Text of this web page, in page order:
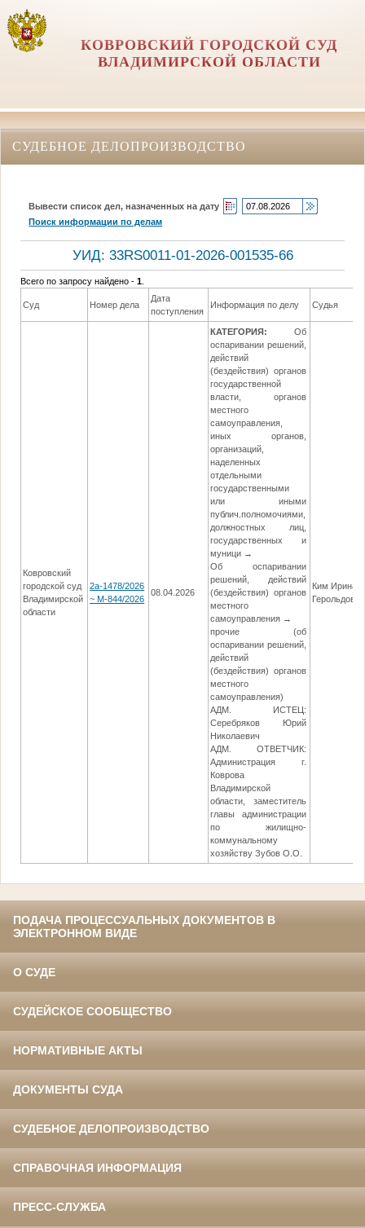
КОВРОВСКИЙ ГОРОДСКОЙ СУД
ВЛАДИМИРСКОЙ ОБЛАСТИ
СУДЕБНОЕ ДЕЛОПРОИЗВОДСТВО
Вывести список дел, назначенных на дату
Поиск информации по делам
УИД: 33RS0011-01-2026-001535-66
Всего по запросу найдено -1
Суд Номер дела
Дата
поступления
Информация по делу Судья
Ковровский
городской суд
Владимирской
области
2а-1478/2026
~ М-844/2026
08.04.2026
КАТЕГОРИЯ:
Об
оспаривании решений,
действий
(бездействия) органов
государственной
власти, органов
местного
самоуправления,
иных органов,
организаций,
наделенных
отдельными
государственными
или иными
публич.полномочиями,
должностных лиц,
государственных и
муници →
Об оспаривании
решений, действий
(бездействия) органов
местного
самоуправления →
прочие (об
оспаривании решений,
действий
(бездействия) органов
местного
самоуправления)
АДМ. ИСТЕЦ:
Серебряков Юрий
Николаевич
АДМ. ОТВЕТЧИК:
Администрация г.
Коврова
Владимирской
области, заместитель
главы администрации
по жилищно-
коммунальному
хозяйству Зубов О.О.
Ким Ирина
Герольдовна
ПОДАЧА ПРОЦЕССУАЛЬНЫХ ДОКУМЕНТОВ В
ЭЛЕКТРОННОМ ВИДЕ
О СУДЕ
СУДЕЙСКОЕ СООБЩЕСТВО
НОРМАТИВНЫЕ АКТЫ
ДОКУМЕНТЫ СУДА
СУДЕБНОЕ ДЕЛОПРОИЗВОДСТВО
СПРАВОЧНАЯ ИНФОРМАЦИЯ
ПРЕСС-СЛУЖБА